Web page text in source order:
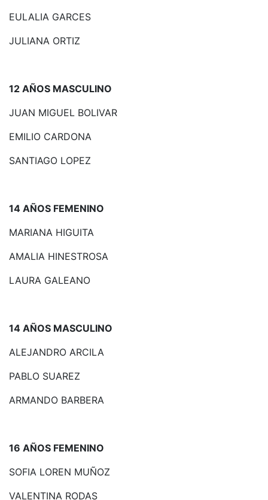
EULALIA GARCES
JULIANA ORTIZ
12 AÑOS MASCULINO
JUAN MIGUEL BOLIVAR
EMILIO CARDONA
SANTIAGO LOPEZ
14 AÑOS FEMENINO
MARIANA HIGUITA
AMALIA HINESTROSA
LAURA GALEANO
14 AÑOS MASCULINO
ALEJANDRO ARCILA
PABLO SUAREZ
ARMANDO BARBERA
16 AÑOS FEMENINO
SOFIA LOREN MUÑOZ
VALENTINA RODAS